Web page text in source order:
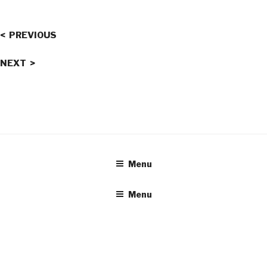
< PREVIOUS
NEXT >
Menu
Menu